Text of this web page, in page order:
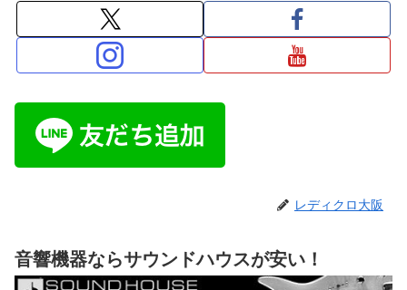
レディクロ大阪
音響機器ならサウンドハウスが安い！